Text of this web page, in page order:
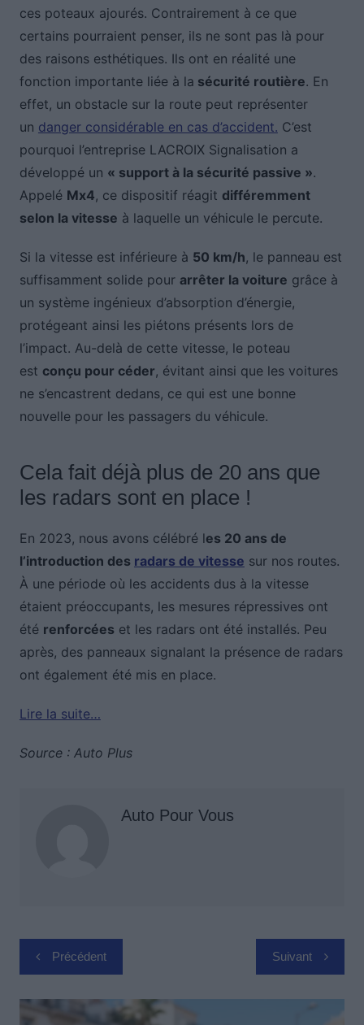
ces poteaux ajourés. Contrairement à ce que
certains pourraient penser, ils ne sont pas là pour
des raisons esthétiques. Ils ont en réalité une
fonction importante liée à la sécurité routière. En
effet, un obstacle sur la route peut représenter
un danger considérable en cas d’accident. C’est
pourquoi l’entreprise LACROIX Signalisation a
développé un « support à la sécurité passive ».
Appelé Mx4, ce dispositif réagit différemment
selon la vitesse à laquelle un véhicule le percute.
Si la vitesse est inférieure à 50 km/h, le panneau est
suffisamment solide pour arrêter la voiture grâce à
un système ingénieux d’absorption d’énergie,
protégeant ainsi les piétons présents lors de
l’impact. Au-delà de cette vitesse, le poteau
est conçu pour céder, évitant ainsi que les voitures
ne s’encastrent dedans, ce qui est une bonne
nouvelle pour les passagers du véhicule.
Cela fait déjà plus de 20 ans que
les radars sont en place !
En 2023, nous avons célébré les 20 ans de
l’introduction des radars de vitesse sur nos routes.
À une période où les accidents dus à la vitesse
étaient préoccupants, les mesures répressives ont
été renforcées et les radars ont été installés. Peu
après, des panneaux signalant la présence de radars
ont également été mis en place.
Lire la suite…
Source : Auto Plus
Auto Pour Vous
Navigation
de
l’article
Précédent Suivant